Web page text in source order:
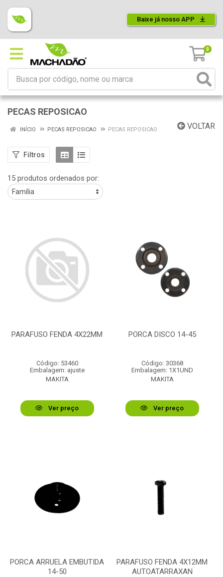
Baixe já nosso APP
0
PECAS REPOSICAO
VOLTAR
INÍCIO PECAS REPOSICAO PECAS REPOSICAO
Filtros
15 produtos ordenados por:
PARAFUSO FENDA 4X22MM
Código: 53460
Embalagem: ajuste
MAKITA
Ver preço
PORCA DISCO 14-45
Código: 30368
Embalagem: 1X1UND
MAKITA
Ver preço
PORCA ARRUELA EMBUTIDA
14-50
PARAFUSO FENDA 4X12MM
AUTOATARRAXAN